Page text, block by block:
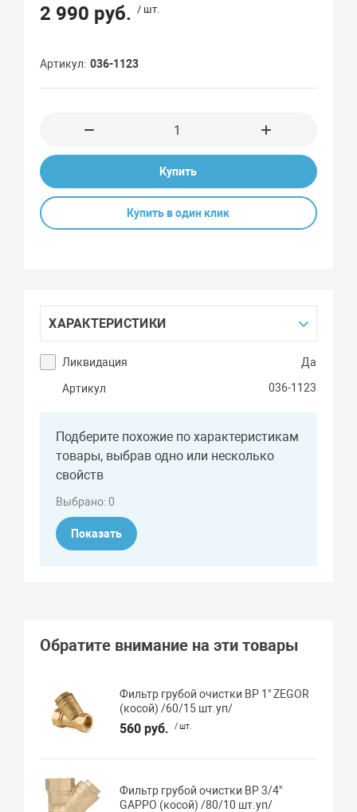
2 990 руб. / шт.
Артикул 036-1123
Купить
Купить в один клик
ХАРАКТЕРИСТИКИ
Ликвидация Да
Артикул 036-1123
Подберите похожие по характеристикам
товары, выбрав одно или несколько
свойств
Выбрано:0
Показать
Обратите внимание на эти товары
Фильтр грубой очистки ВР 1" ZEGOR
(косой) /60/15 шт.уп/
560 руб. / шт.
Фильтр грубой очистки ВР 3/4"
GAPPO (косой) /80/10 шт.уп/